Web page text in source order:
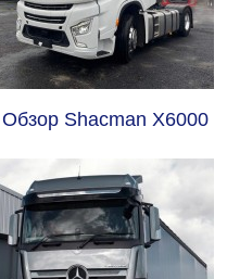
Обзор Shacman X6000